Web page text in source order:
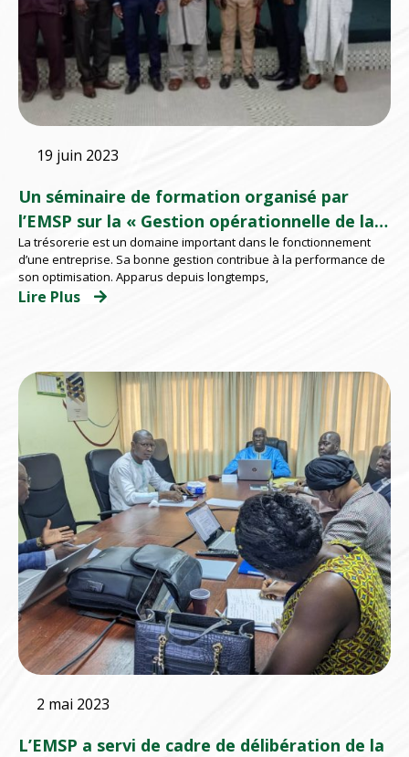
19 juin 2023
Un séminaire de formation organisé par
l’EMSP sur la « Gestion opérationnelle de la
trésorerie des Bureaux, Agences Postales»
La trésorerie est un domaine important dans le fonctionnement
d’une entreprise. Sa bonne gestion contribue à la performance de
son optimisation. Apparus depuis longtemps,
Lire Plus
2 mai 2023
L’EMSP a servi de cadre de délibération de la